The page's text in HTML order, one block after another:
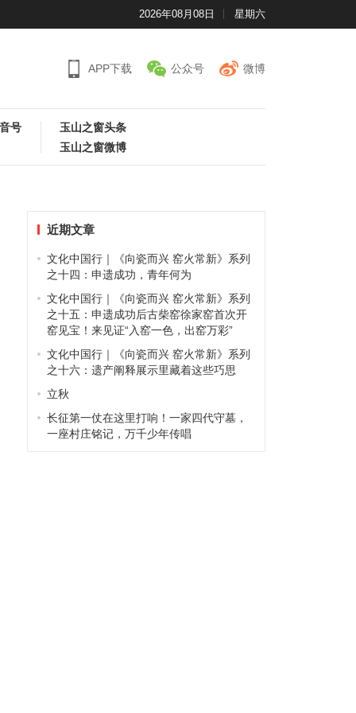
2026年08月08日 星期六
APP下载 公众号 微博
号
玉山之窗头条
玉山之窗微博
近期文章
文化中国行｜《向瓷而兴 窑火常新》系列
之十四：申遗成功，青年何为
文化中国行｜《向瓷而兴 窑火常新》系列
之十五：申遗成功后古柴窑徐家窑首次开
窑见宝！来见证“入窑一色，出窑万彩”
文化中国行｜《向瓷而兴 窑火常新》系列
之十六：遗产阐释展示里藏着这些巧思
立秋
长征第一仗在这里打响！一家四代守墓，
一座村庄铭记，万千少年传唱